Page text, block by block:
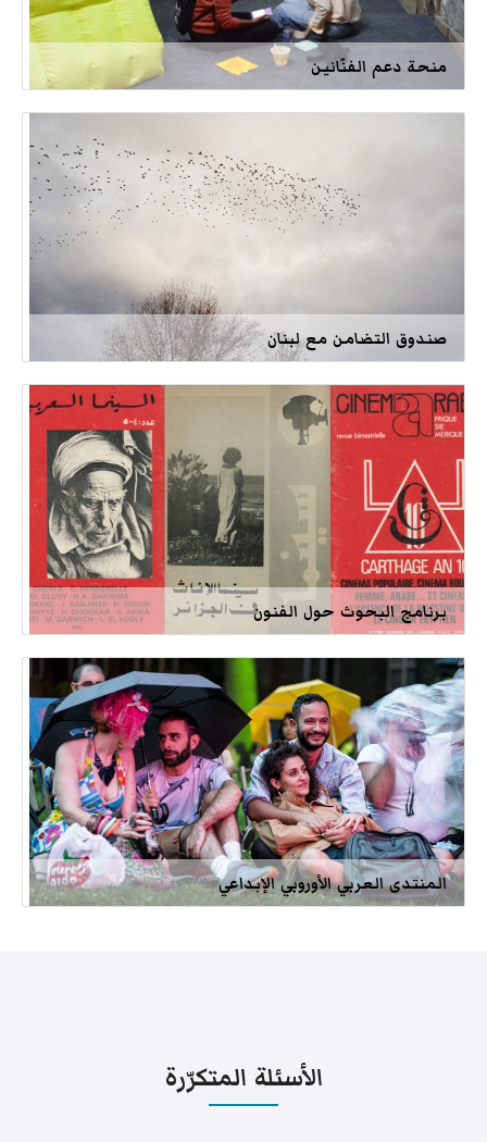
منحة دعم الفنّانين
صندوق التضامن مع لبنان
برنامج البحوث حول الفنون
المنتدى العربي الأوروبي الإبداعي
الأسئلة المتكرّرة